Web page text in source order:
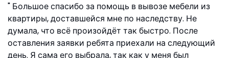
Большое спасибо за помощь в вывозе мебели из
квартиры, доставшейся мне по наследству. Не
думала, что всё произойдёт так быстро. После
оставления заявки ребята приехали на следующий
день. Я сама его выбрала, так как у меня был